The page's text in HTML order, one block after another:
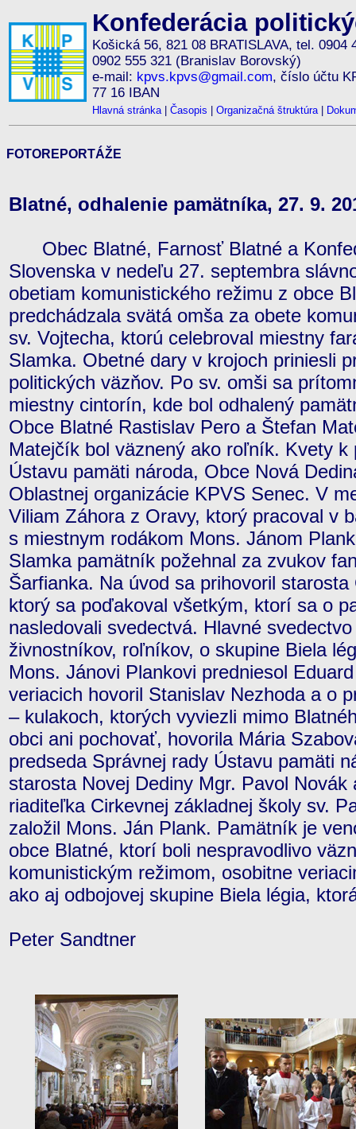
Konfederácia
Košická 56, 821 08 BRATISLAVA, tel. 0904
0902 555 321 (Branislav Borovský)
e-mail: kpvs.kpvs@gmail.com, číslo účtu
77 16 IBAN
Hlavná stránka| Časopis Organizačná štruktúra|
FOTOREPORTÁŽE
Blatné, odhalenie pamätníka, 27. 9.
Obec Blatné, Farnosť Blatné a
Slovenska v nedeľu 27. septembra
obetiam komunistického režimu z obce
predchádzala svätá omša za obete
sv. Vojtecha, ktorú celebroval miestny
Slamka. Obetné dary v krojoch priniesli
politických väzňov. Po sv. omši sa
miestny cintorín, kde bol odhalený
Obce Blatné Rastislav Pero a Štefan
Matejčík bol väznený ako roľník. Kvety k
Ústavu pamäti národa, Obce Nová
Oblastnej organizácie KPVS Senec. V
Viliam Záhora z Oravy, ktorý pracoval v
s miestnym rodákom Mons. Jánom
Slamka pamätník požehnal za zvukov
Šarfianka. Na úvod sa prihovoril
ktorý sa poďakoval všetkým, ktorí sa o
nasledovali svedectvá. Hlavné
živnostníkov, roľníkov, o skupine Biela
Mons. Jánovi Plankovi predniesol
veriacich hovoril Stanislav Nezhoda a o
– kulakoch, ktorých vyviezli mimo
obci ani pochovať, hovorila Mária
predseda Správnej rady Ústavu pamäti
starosta Novej Dediny Mgr. Pavol
riaditeľka Cirkevnej základnej školy sv.
založil Mons. Ján Plank. Pamätník je
obce Blatné, ktorí boli nespravodlivo
komunistickým režimom, osobitne
ako aj odbojovej skupine Biela légia,
Peter Sandtner